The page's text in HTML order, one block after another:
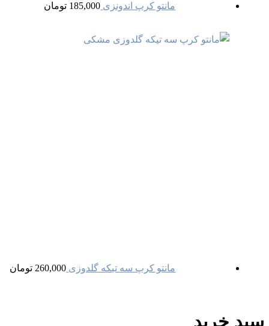
مانتو کرپ اندونزی 185,000 تومان
مانتو کرپ سه تیکه گلدوزی 260,000 تومان
سبد خرید